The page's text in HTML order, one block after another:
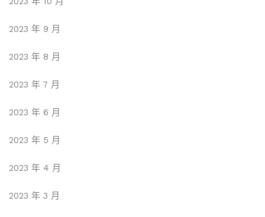
2023 年 9 月
2023 年 8 月
2023 年 7 月
2023 年 6 月
2023 年 5 月
2023 年 4 月
2023 年 3 月